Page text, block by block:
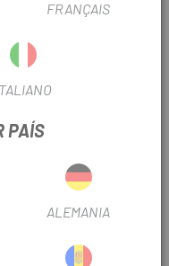
nuestros puños para
es de silicona, lo
Si no lo envolvió
FRANÇAIS
PAÍS
ALEMANIA